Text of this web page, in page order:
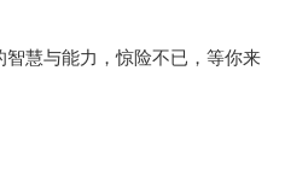
慧与能力，惊险不已，等你来